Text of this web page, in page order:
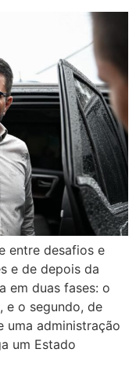
entre desafios e
e de depois da
em duas fases: o
e o segundo, de
uma administração
um Estado